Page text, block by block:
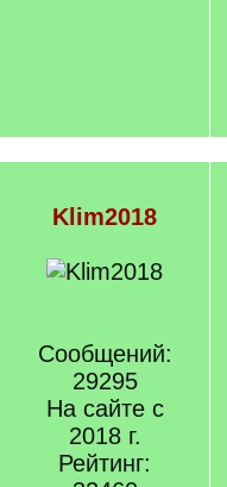
Klim2018
Сообщений:
29295
На сайте с
2018 г.
Рейтинг: